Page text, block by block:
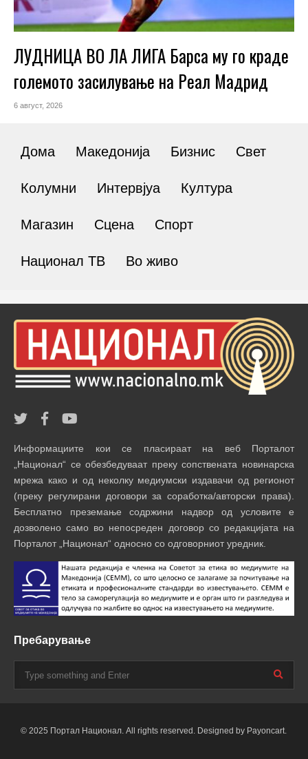
ЛУДНИЦА ВО ЛА ЛИГА Барса му го краде
големото засилување на Реал Мадрид
6 август, 2026
Дома Македонија Бизнис Свет
Колумни Интервјуа Култура
Магазин Сцена Спорт
Национал ТВ Во живо
Информациите кои се пласираат на веб Порталот
„Национал“ се обезбедуваат преку сопствената новинарска
мрежа како и од неколку медиумски издавачи од регионот
(преку регулирани договори за соработка/авторски права).
Бесплатно преземање содржини надвор од условите е
дозволено само во непосреден договор со редакцијата на
Порталот „Национал“ односно со одговорниот уредник.
Пребарување
© 2025 Портал Национал. All rights reserved. Designed by Payoncart.